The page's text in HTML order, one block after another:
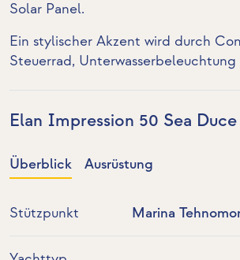
Solar Panel.
Ein stylischer Akzent wird durch
Steuerrad,
Elan Impression 50 Sea
Überblick Ausrüstung
Stützpunkt
Marina